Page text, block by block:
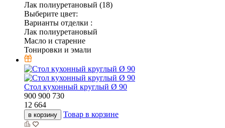
Лак полиуретановый (18)
Выберите цвет:
Варианты отделки :
Лак полиуретановый
Масло и старение
Тонировки и эмали
Стол кухонный круглый Ø 90
900 900 730
12 664
в корзину Товар в корзине